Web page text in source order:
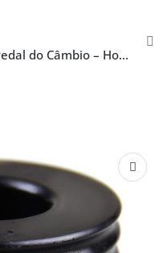
Haste eliminadora de Folga do Pedal do Câmbio – Honda Twister e CB 300